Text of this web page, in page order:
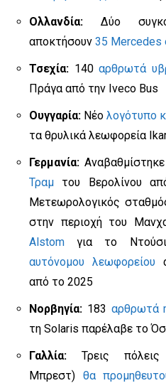
Ολλανδία: Δύο
αποκτήσουν 35 Mercedes
Τσεχία: 140 αρθρωτά
Πράγα από την Iveco Bus
Ουγγαρία: Νέο λογότυπο
τα θρυλικά λεωφορεία
Γερμανία:
Τραμ του Βερολίνου
Μετεωρολογικός
στην περιοχή του
Alstom για το
αυτόνομου λεωφορείου
από το 2025
Νορβηγία: 183 αρθρωτά
τη Solaris παρέλαβε το
Γαλλία: Τρεις
Μπρεστ) θα